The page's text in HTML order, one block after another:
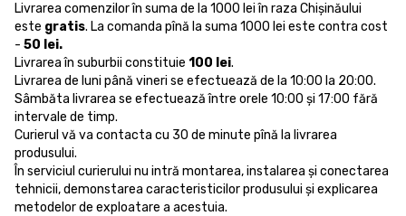
Livrarea comenzilor în suma de la 1000 lei în raza Chișinăului
este gratis. La comanda pînă la suma 1000 lei este contra cost
- 50 lei.
Livrarea în suburbii constituie 100 lei.
Livrarea de luni până vineri se efectuează de la 10:00 la 20:00.
Sâmbăta livrarea se efectuează între orele 10:00 și 17:00 fără
intervale de timp.
Curierul vă va contacta cu 30 de minute pînă la livrarea
produsului.
În serviciul curierului nu intră montarea, instalarea și conectarea
tehnicii, demonstarea caracteristicilor produsului și explicarea
metodelor de exploatare a acestuia.